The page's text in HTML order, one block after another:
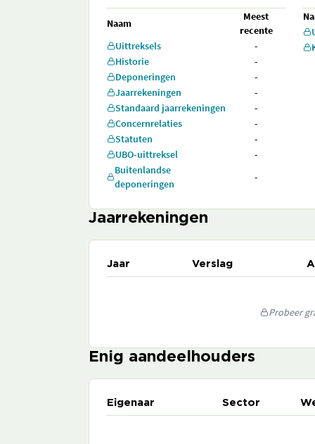
Naam
Meest
recente
Uittreksels
-
Historie
-
Deponeringen
-
Jaarrekeningen
-
Standaard jaarrekeningen
-
Concernrelaties
-
Statuten
-
UBO-uittreksel
-
Buitenlandse
deponeringen
-
Jaarrekeningen
Jaar Verslag
Probeer
Enig aandeelhouders
Eigenaar Sector